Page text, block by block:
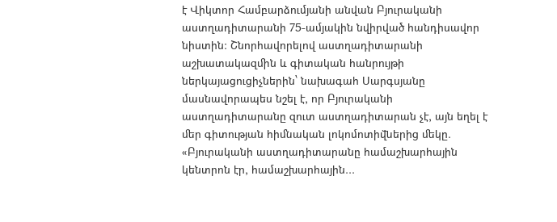
է Վիկտոր Համբարձումյանի անվան Բյուրականի
աստղադիտարանի 75-ամյակին նվիրված հանդիսավոր
նիստին: Շնորհավորելով աստղադիտարանի
աշխատակազմին և գիտական հանրույթի
ներկայացուցիչներին՝ նախագահ Սարգսյանը
մասնավորապես նշել է, որ Բյուրականի
աստղադիտարանը զուտ աստղադիտարան չէ, այն եղել է
մեր գիտության հիմնական լոկոմոտիվներից մեկը.
«Բյուրականի աստղադիտարանը համաշխարհային
կենտրոն էր, համաշխարհային...